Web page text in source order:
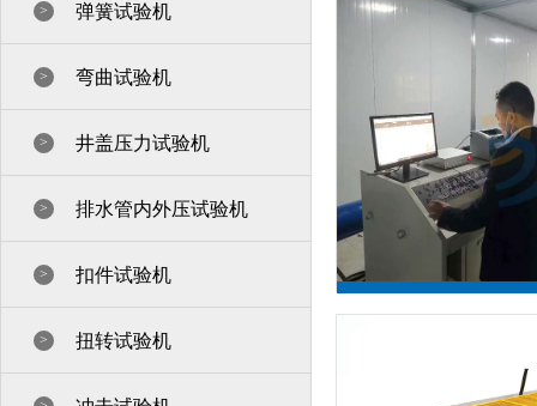
> 弹簧试验机
> 弯曲试验机
> 井盖压力试验机
> 排水管内外压试验机
> 扣件试验机
> 扭转试验机
BJDL-
显式软质泡沫